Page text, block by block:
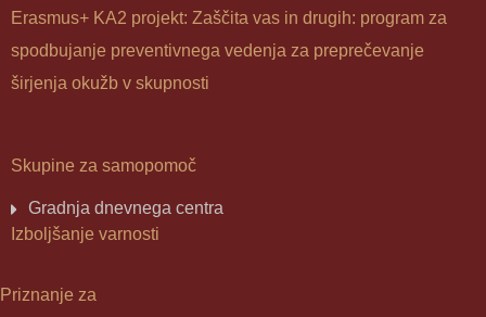
Erasmus+ KA2 projekt: Zaščita vas in drugih: program za
spodbujanje preventivnega vedenja za preprečevanje
širjenja okužb v skupnosti
Skupine za samopomoč
Gradnja dnevnega centra
Izboljšanje varnosti
Priznanje za